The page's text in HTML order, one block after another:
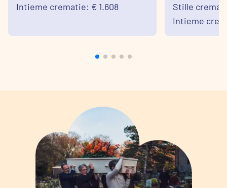
Intieme crematie: € 1.608
Stille
Intieme